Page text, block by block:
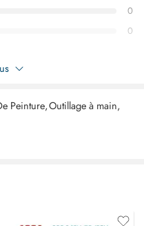
0
0
sur “TOTAL Couteau enduire
Peinture,Outillage à main,